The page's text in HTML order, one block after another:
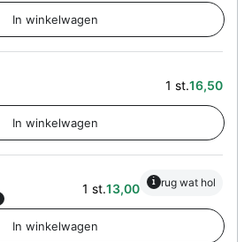
1 st.16,50
1 st.13,00 i rug wat hol